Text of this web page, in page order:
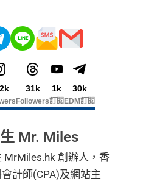
31k
Followers
1k
訂閱
30k
EDM訂閱
Mr. Miles
MrMiles.hk 創辦人，香
計師(CPA)及網站主